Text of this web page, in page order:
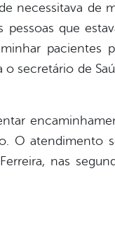
necessitava de
que
pacientes
secretário de
O atendimento
nas